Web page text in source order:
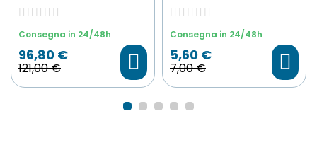
Consegna in 24/48h
121,00 €
96,80 €
Consegna in 24/48h
7,00 €
5,60 €